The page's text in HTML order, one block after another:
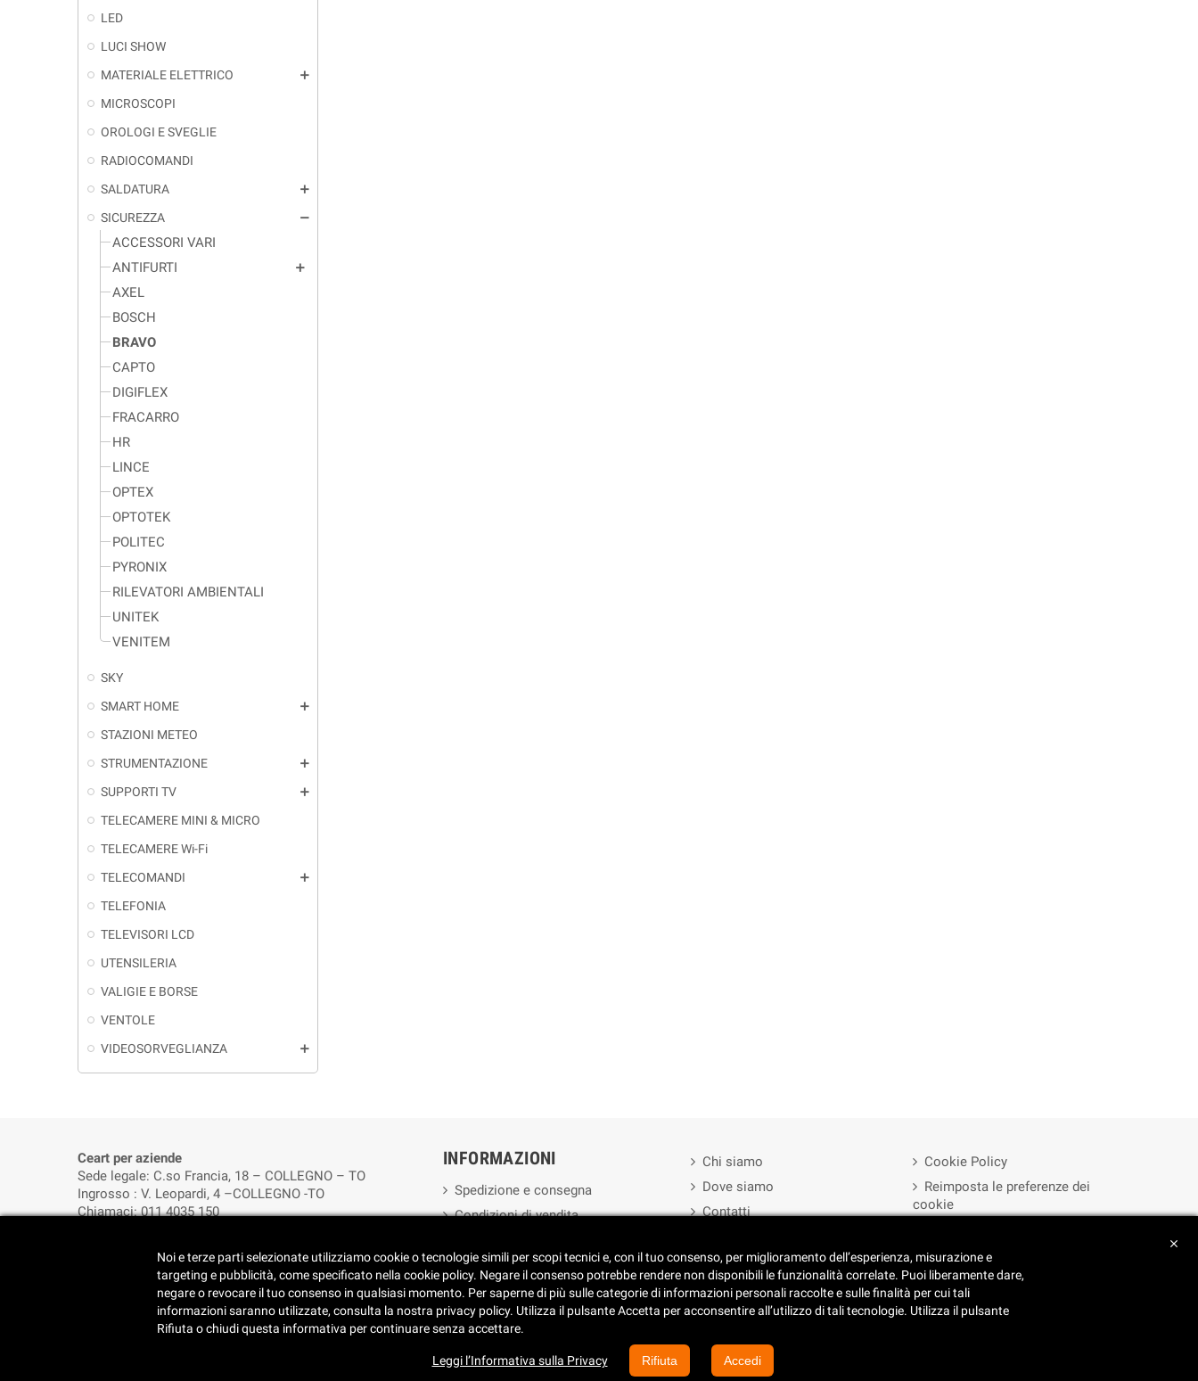
LED
LUCI SHOW
MATERIALE ELETTRICO
add
MICROSCOPI
OROLOGI E SVEGLIE
RADIOCOMANDI
SALDATURA
add
SICUREZZA remove
ACCESSORI VARI
ANTIFURTI
add
AXEL
BOSCH
BRAVO
CAPTO
DIGIFLEX
FRACARRO
HR
LINCE
OPTEX
OPTOTEK
POLITEC
PYRONIX
RILEVATORI AMBIENTALI
UNITEK
VENITEM
SKY
SMART HOME
add
STAZIONI METEO
STRUMENTAZIONE
add
SUPPORTI TV add
TELECAMERE MINI & MICRO
TELECAMERE Wi-Fi
TELECOMANDI
add
TELEFONIA
TELEVISORI LCD
UTENSILERIA
VALIGIE E BORSE
VENTOLE
VIDEOSORVEGLIANZA
add
Ceart per aziende
Sede legale: C.so Francia, 18 – COLLEGNO – TO
Ingrosso : V. Leopardi, 4 –COLLEGNO -TO
Chiamaci: 011 4035 150
INFORMAZIONI
Spedizione e consegna
Condizioni di vendita
Chi siamo
Dove siamo
Contatti
Cookie Policy
Reimposta le preferenze dei
cookie
Aggiorna le preferenze dei Cookies
C.E.A.R.T. SRL - Corso Francia, 18 - 10093 Collegno (TO) - ITALY - Tel. +39 011 40.35.150 - 011 40.37.465 - 011 41.17.965 - Fax +39 011 411.33.15 | C.F. E P. IVA IT09249530016 - Iscriz. R.I. di To
close
Noi e terze parti selezionate utilizziamo cookie o tecnologie simili per scopi tecnici e, con il tuo consenso, per miglioramento dell’esperienza, misurazione e
targeting e pubblicità, come specificato nella cookie policy. Negare il consenso potrebbe rendere non disponibili le funzionalità correlate. Puoi liberamente dare,
negare o revocare il tuo consenso in qualsiasi momento. Per saperne di più sulle categorie di informazioni personali raccolte e sulle finalità per cui tali
informazioni saranno utilizzate, consulta la nostra privacy policy. Utilizza il pulsante Accetta per acconsentire all’utilizzo di tali tecnologie. Utilizza il pulsante
Rifiuta o chiudi questa informativa per continuare senza accettare.
Leggi l’Informativa sulla Privacy Rifiuta Accedi